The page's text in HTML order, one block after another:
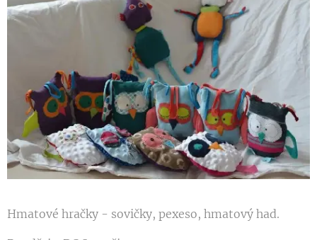
Hmatové hračky - sovičky, pexeso, hmatový had.